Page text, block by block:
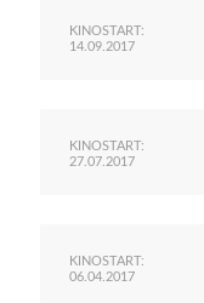
KINOSTART:
14.09.2017
KINOSTART:
27.07.2017
KINOSTART:
06.04.2017